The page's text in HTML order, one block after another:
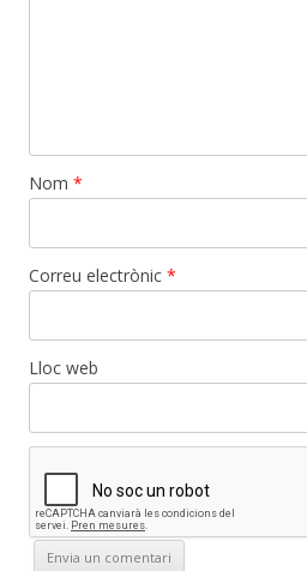
Nom *
Correu electrònic *
Lloc web